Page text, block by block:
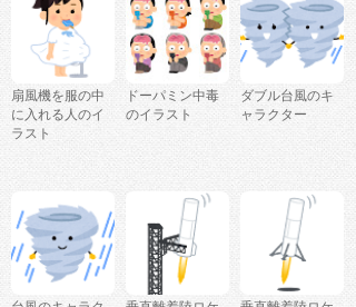
扇風機を服の中
に入れる人のイ
ラスト
ドーパミン中毒
のイラスト
ダブル台風のキ
ャラクター